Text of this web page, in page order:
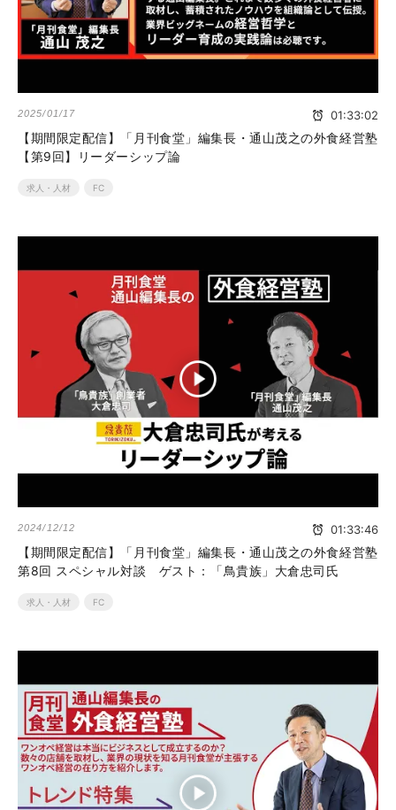
2025/01/17 01:33:02
【期間限定配信】「月刊食堂」編集長・通山茂之の外食経営塾
【第9回】リーダーシップ論
求人・人材 FC
2024/12/12 01:33:46
【期間限定配信】「月刊食堂」編集長・通山茂之の外食経営塾
第8回 スペシャル対談 ゲスト：「鳥貴族」大倉忠司氏
求人・人材 FC